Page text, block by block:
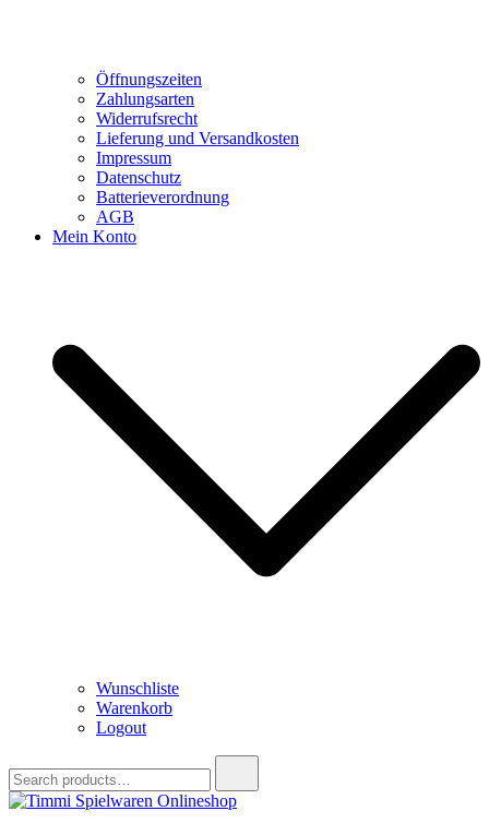
Öffnungszeiten
Zahlungsarten
Widerrufsrecht
Lieferung und Versandkosten
Impressum
Datenschutz
Batterieverordnung
AGB
Mein Konto
Wunschliste
Warenkorb
Logout
for: